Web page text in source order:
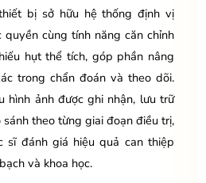
bị sở hữu hệ thống định vị
cùng tính năng căn chỉnh
hụt thể tích, góp phần nâng
trong chẩn đoán và theo dõi.
hình ảnh được ghi nhận, lưu trữ
theo từng giai đoạn điều trị,
sĩ đánh giá hiệu quả can thiệp
và khoa học.